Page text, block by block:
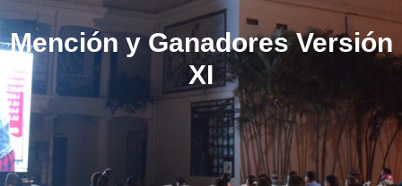
Mención y Ganadores Versión
XI